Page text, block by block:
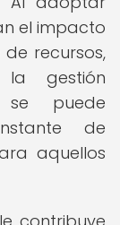
el impacto
recursos,
gestión
se puede
de
aquellos